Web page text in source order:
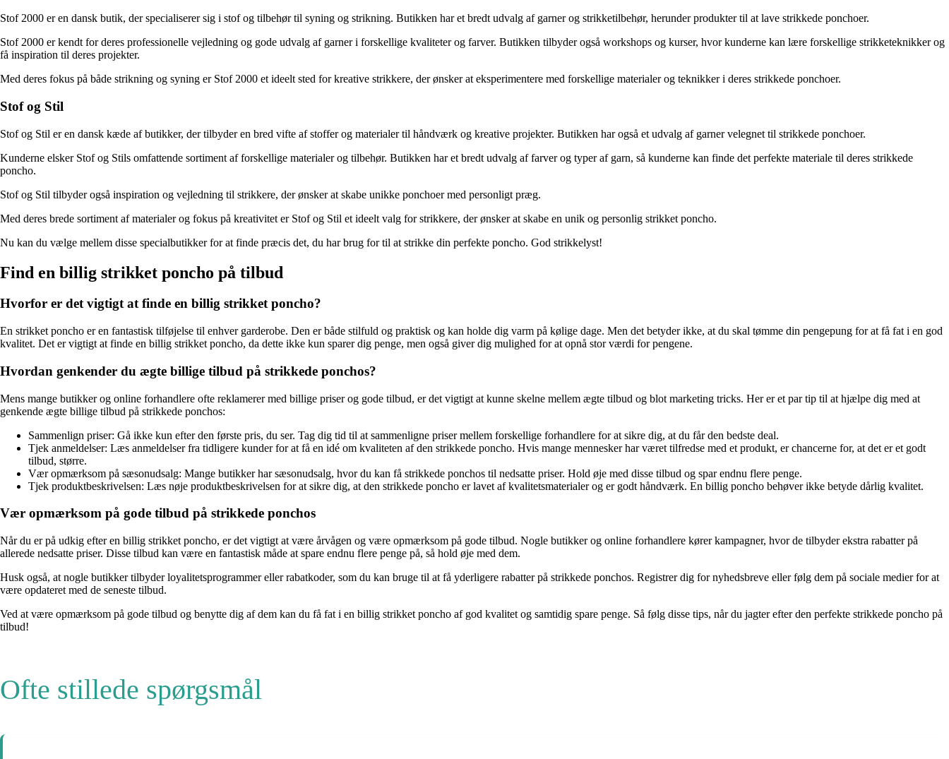
Stof 2000 er en dansk butik, der specialiserer sig i stof og tilbehør til syning og strikning. Butikken har et bredt udvalg af garner og strikketilbehør, herunder produkter til at lave strikkede ponchoer.
Stof 2000 er kendt for deres professionelle vejledning og gode udvalg af garner i forskellige kvaliteter og farver. Butikken tilbyder også workshops og kurser, hvor kunderne kan lære forskellige strikketeknikker og
få inspiration til deres projekter.
Med deres fokus på både strikning og syning er Stof 2000 et ideelt sted for kreative strikkere, der ønsker at eksperimentere med forskellige materialer og teknikker i deres strikkede ponchoer.
Stof og Stil
Stof og Stil er en dansk kæde af butikker, der tilbyder en bred vifte af stoffer og materialer til håndværk og kreative projekter. Butikken har også et udvalg af garner velegnet til strikkede ponchoer.
Kunderne elsker Stof og Stils omfattende sortiment af forskellige materialer og tilbehør. Butikken har et bredt udvalg af farver og typer af garn, så kunderne kan finde det perfekte materiale til deres strikkede
poncho.
Stof og Stil tilbyder også inspiration og vejledning til strikkere, der ønsker at skabe unikke ponchoer med personligt præg.
Med deres brede sortiment af materialer og fokus på kreativitet er Stof og Stil et ideelt valg for strikkere, der ønsker at skabe en unik og personlig strikket poncho.
Nu kan du vælge mellem disse specialbutikker for at finde præcis det, du har brug for til at strikke din perfekte poncho. God strikkelyst!
Find en billig strikket poncho på tilbud
Hvorfor er det vigtigt at finde en billig strikket poncho?
En strikket poncho er en fantastisk tilføjelse til enhver garderobe. Den er både stilfuld og praktisk og kan holde dig varm på kølige dage. Men det betyder ikke, at du skal tømme din pengepung for at få fat i en god
kvalitet. Det er vigtigt at finde en billig strikket poncho, da dette ikke kun sparer dig penge, men også giver dig mulighed for at opnå stor værdi for pengene.
Hvordan genkender du ægte billige tilbud på strikkede ponchos?
Mens mange butikker og online forhandlere ofte reklamerer med billige priser og gode tilbud, er det vigtigt at kunne skelne mellem ægte tilbud og blot marketing tricks. Her er et par tip til at hjælpe dig med at
genkende ægte billige tilbud på strikkede ponchos:
Sammenlign priser: Gå ikke kun efter den første pris, du ser. Tag dig tid til at sammenligne priser mellem forskellige forhandlere for at sikre dig, at du får den bedste deal.
Tjek anmeldelser: Læs anmeldelser fra tidligere kunder for at få en idé om kvaliteten af den strikkede poncho. Hvis mange mennesker har været tilfredse med et produkt, er chancerne for, at det er et godt
tilbud, større.
Vær opmærksom på sæsonudsalg: Mange butikker har sæsonudsalg, hvor du kan få strikkede ponchos til nedsatte priser. Hold øje med disse tilbud og spar endnu flere penge.
Tjek produktbeskrivelsen: Læs nøje produktbeskrivelsen for at sikre dig, at den strikkede poncho er lavet af kvalitetsmaterialer og er godt håndværk. En billig poncho behøver ikke betyde dårlig kvalitet.
Vær opmærksom på gode tilbud på strikkede ponchos
Når du er på udkig efter en billig strikket poncho, er det vigtigt at være årvågen og være opmærksom på gode tilbud. Nogle butikker og online forhandlere kører kampagner, hvor de tilbyder ekstra rabatter på
allerede nedsatte priser. Disse tilbud kan være en fantastisk måde at spare endnu flere penge på, så hold øje med dem.
Husk også, at nogle butikker tilbyder loyalitetsprogrammer eller rabatkoder, som du kan bruge til at få yderligere rabatter på strikkede ponchos. Registrer dig for nyhedsbreve eller følg dem på sociale medier for at
være opdateret med de seneste tilbud.
Ved at være opmærksom på gode tilbud og benytte dig af dem kan du få fat i en billig strikket poncho af god kvalitet og samtidig spare penge. Så følg disse tips, når du jagter efter den perfekte strikkede poncho på
tilbud!
Ofte stillede spørgsmål